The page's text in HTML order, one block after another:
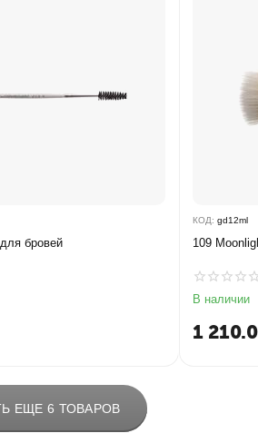
бровей
КОД: gd12ml
109
В наличии
1
ЕЩЕ 6 ТОВАРОВ